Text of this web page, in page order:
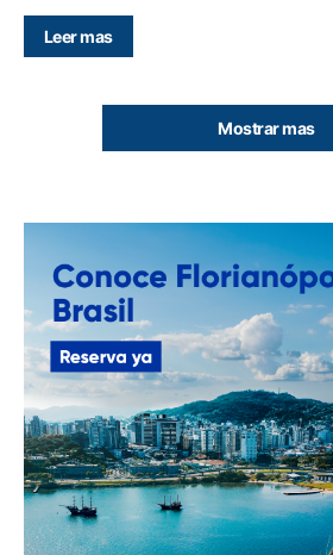
Leer mas
Mostrar mas